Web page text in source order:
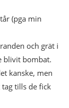
(pga min
och grät i
blivit bombat.
kanske, men
tills de fick